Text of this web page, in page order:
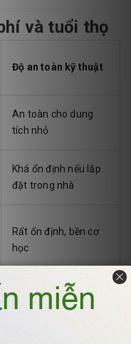
và tuổi thọ
Độ an toàn kỹ thuật
An toàn cho dung
tích nhỏ
Khá ổn định nếu lắp
đặt trong nhà
Rất ổn định, bền cơ
học
An toàn cao nhất
cho công trình lớn